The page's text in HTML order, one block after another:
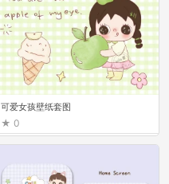
可爱女孩壁纸套图
0